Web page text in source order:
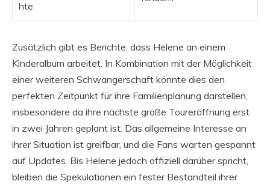
hte
Zusätzlich gibt es Berichte, dass Helene an einem
Kinderalbum arbeitet. In Kombination mit der Möglichkeit
einer weiteren Schwangerschaft könnte dies den
perfekten Zeitpunkt für ihre Familienplanung darstellen,
insbesondere da ihre nächste große Toureröffnung erst
in zwei Jahren geplant ist. Das allgemeine Interesse an
ihrer Situation ist greifbar, und die Fans warten gespannt
auf Updates. Bis Helene jedoch offiziell darüber spricht,
bleiben die Spekulationen ein fester Bestandteil ihrer